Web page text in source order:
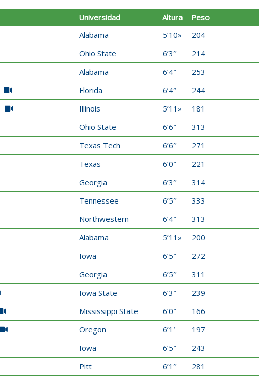
Universidad Altura
Peso
Alabama 5’10»
204
Ohio State 6’3″
214
Alabama 6’4″
253
Florida 6’4″
244
Illinois 5’11»
181
Ohio State 6’6″
313
Texas Tech 6’6″
271
Texas 6’0″
221
Georgia 6’3″
314
Tennessee 6’5″
333
Northwestern 6’4″
313
Alabama 5’11»
200
Iowa 6’5″
272
Georgia 6’5″
311
Iowa State 6’3″
239
Mississippi State 6’0″
166
Oregon 6’1′
197
Iowa 6’5″
243
Pitt 6’1″
281